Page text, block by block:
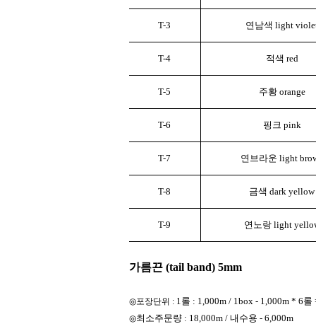
T-3 연남색 light
T-4 적색 red
T-5 주황 orange
T-6 핑크 pink
T-7 연브라운 light
T-8 금색 dark yellow
T-9 연노랑 light
가름끈 (tail band) 5mm
◎포장단위 : 1롤 : 1,000m / 1box - 1,000m * 6
◎최소주문량 : 18,000m / 내수용 - 6,000m